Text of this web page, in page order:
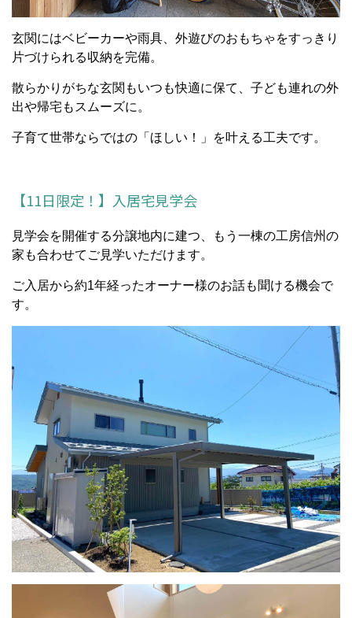
玄関にはベビーカーや雨具、外遊びのおもちゃをすっきり
片づけられる収納を完備。
散らかりがちな玄関もいつも快適に保て、子ども連れの外
出や帰宅もスムーズに。
子育て世帯ならではの「ほしい！」を叶える工夫です。
【11日限定！】入居宅見学会
見学会を開催する分譲地内に建つ、もう一棟の工房信州の
家も合わせてご見学いただけます。
ご入居から約1年経ったオーナー様のお話も聞ける機会で
す。